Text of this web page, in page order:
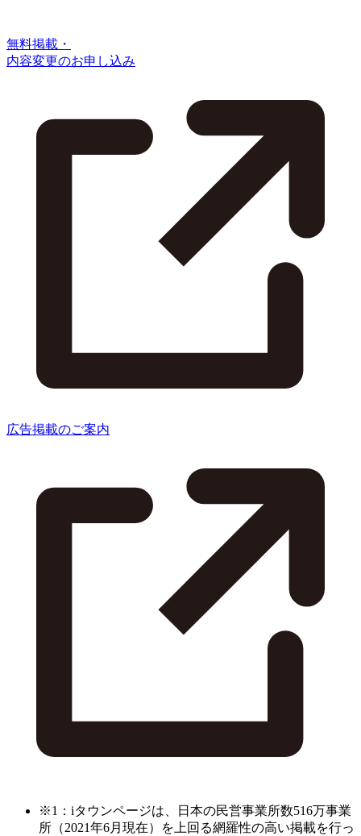
無料掲載・
内容変更のお申し込み
広告掲載のご案内
※1：iタウンページは、日本の民営事業所数516万事業
所（2021年6月現在）を上回る網羅性の高い掲載を行っ